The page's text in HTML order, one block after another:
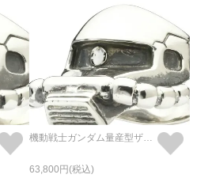
機動戦士ガンダム量産型ザクフェイスリング-SILVER-/指輪
63,800